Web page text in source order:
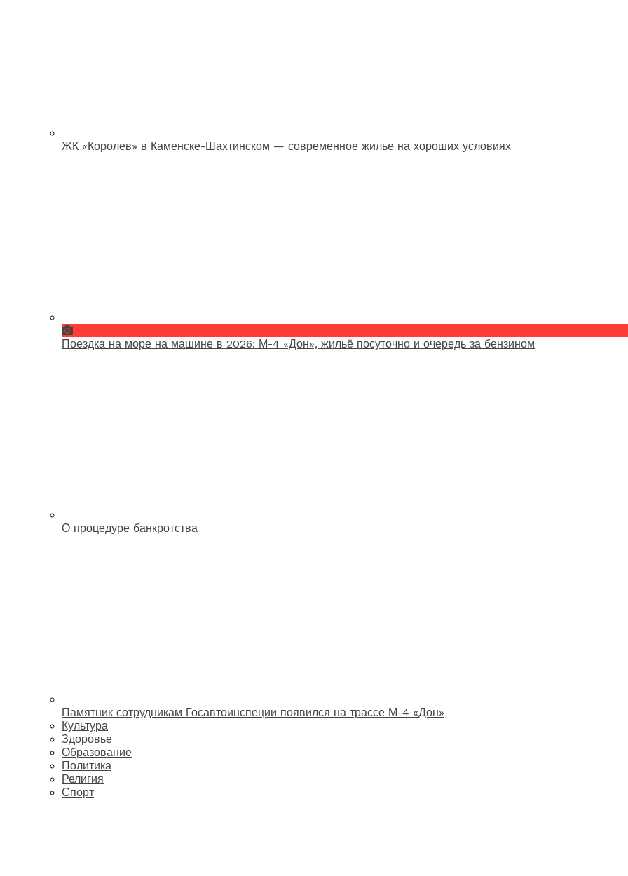
ЖК «Королев» в Каменске-Шахтинском — современное жилье на хороших условиях
Поездка на море на машине в 2026: М-4 «Дон», жильё посуточно и очередь за бензином
О процедуре банкротства
Памятник сотрудникам Госавтоинспеции появился на трассе М-4 «Дон»
Культура
Здоровье
Образование
Политика
Религия
Спорт